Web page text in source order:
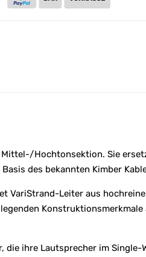
Hochtonsektion. Sie
des bekannten Kimber
VariStrand-Leiter aus
Konstruktionsmerkmale
die ihre Lautsprecher im Single-